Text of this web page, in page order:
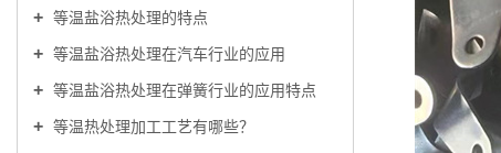
等温盐浴热处理的特点
等温盐浴热处理在汽车行业的应用
等温盐浴热处理在弹簧行业的应用特点
等温热处理加工工艺有哪些？